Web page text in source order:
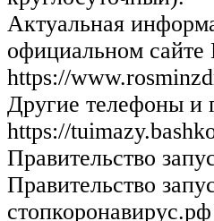
Актуальная
официальном
https://
Другие телефоны и
https://
Правительство
Правительство